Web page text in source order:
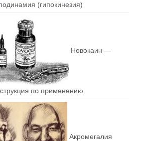
(гипокинезия)
Новокаин —
по применению
Акромегалия